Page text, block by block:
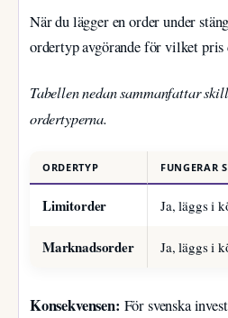
När du lägger en order under
ordertyp avgörande för vilket pris
Tabellen nedan sammanfattar
ordertyperna.
ORDERTYP FUNGERAR
Limitorder Ja, läggs i
Marknadsorder Ja, läggs i
Konsekvensen: För svenska